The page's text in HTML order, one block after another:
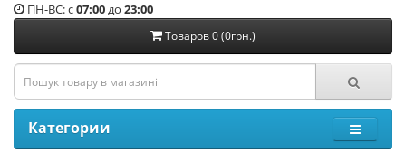
ПН-ВС: с07:00до 23:00
Товаров 0 (0грн.)
Категории